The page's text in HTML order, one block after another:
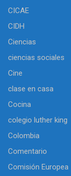
CICAE
CIDH
Ciencias
ciencias sociales
Cine
clase en casa
Cocina
colegio luther king
Colombia
Comentario
Comisión Europea